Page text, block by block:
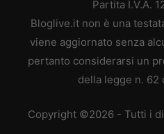
Partita I.V.A.
Bloglive.it non è una
viene aggiornato senza
pertanto considerarsi un
della legge n. 62
Copyright ©2026 - Tutti i